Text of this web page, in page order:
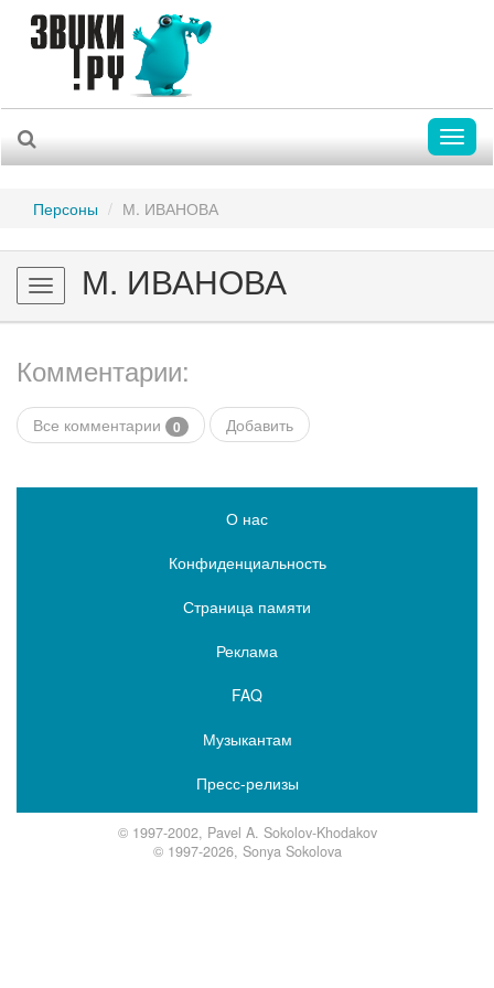
Персоны М. ИВАНОВА
Toggle
navigation
М. ИВАНОВА
Комментарии:
Все комментарии 0 Добавить
О нас
Конфиденциальность
Страница памяти
Реклама
FAQ
Музыкантам
Пресс-релизы
© 1997-2002, Pavel A. Sokolov-Khodakov
© 1997-2026, Sonya Sokolova